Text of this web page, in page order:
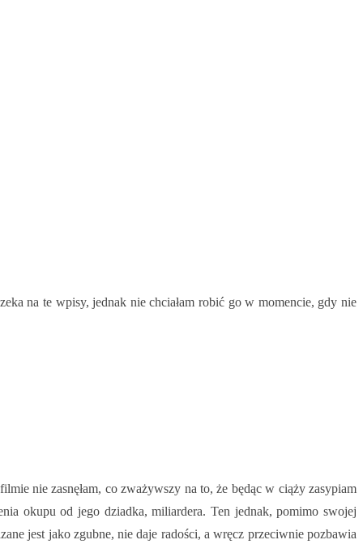
na te wpisy, jednak nie chciałam robić go w momencie, gdy nie
nie zasnęłam, co zważywszy na to, że będąc w ciąży zasypiam
okupu od jego dziadka, miliardera. Ten jednak, pomimo swojej
jest jako zgubne, nie daje radości, a wręcz przeciwnie pozbawia